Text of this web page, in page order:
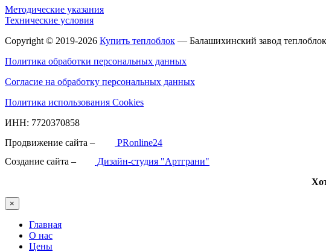
Методические указания
Технические условия
Copyright © 2019-2026 Купить теплоблок — Балашихинский завод
Политика обработки персональных данных
Согласие на обработку персональных данных
Политика использования Cookies
ИНН: 7720370858
Продвижение сайта –
PRonline24
Создание сайта –
Дизайн-студия "Артграни"
×
Главная
О нас
Цены